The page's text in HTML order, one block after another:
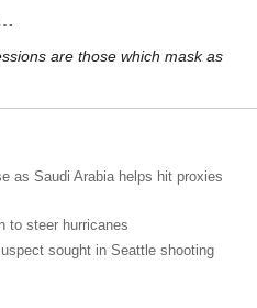
are those which mask as
as Saudi Arabia helps hit proxies
to steer hurricanes
sought in Seattle shooting